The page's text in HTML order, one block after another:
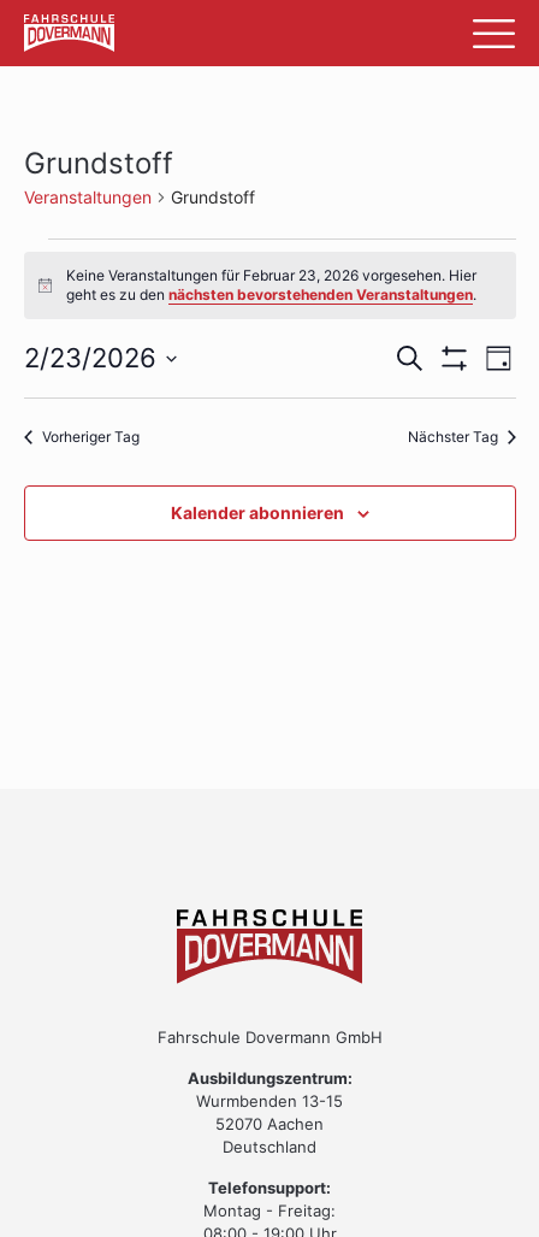
Grundstoff
Veranstaltungen Grundstoff
Veranstaltungen
für
Februar
23,
2026
Hinweis
Keine Veranstaltungen für Februar 23, 2026 vorgesehen. Hier
geht es zu dennächsten bevorstehenden Veranstaltungen.
Suche
und
Suche
Anzeigen
Tag
2/23/2026
Vorheriger Tag Nächster Tag
Kalender abonnieren
Fahrschule Dovermann GmbH
Ausbildungszentrum:
Wurmbenden 13-15
52070 Aachen
Deutschland
Telefonsupport:
Montag - Freitag: